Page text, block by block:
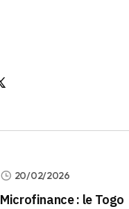
20/02/2026
Microfinance : le Togo